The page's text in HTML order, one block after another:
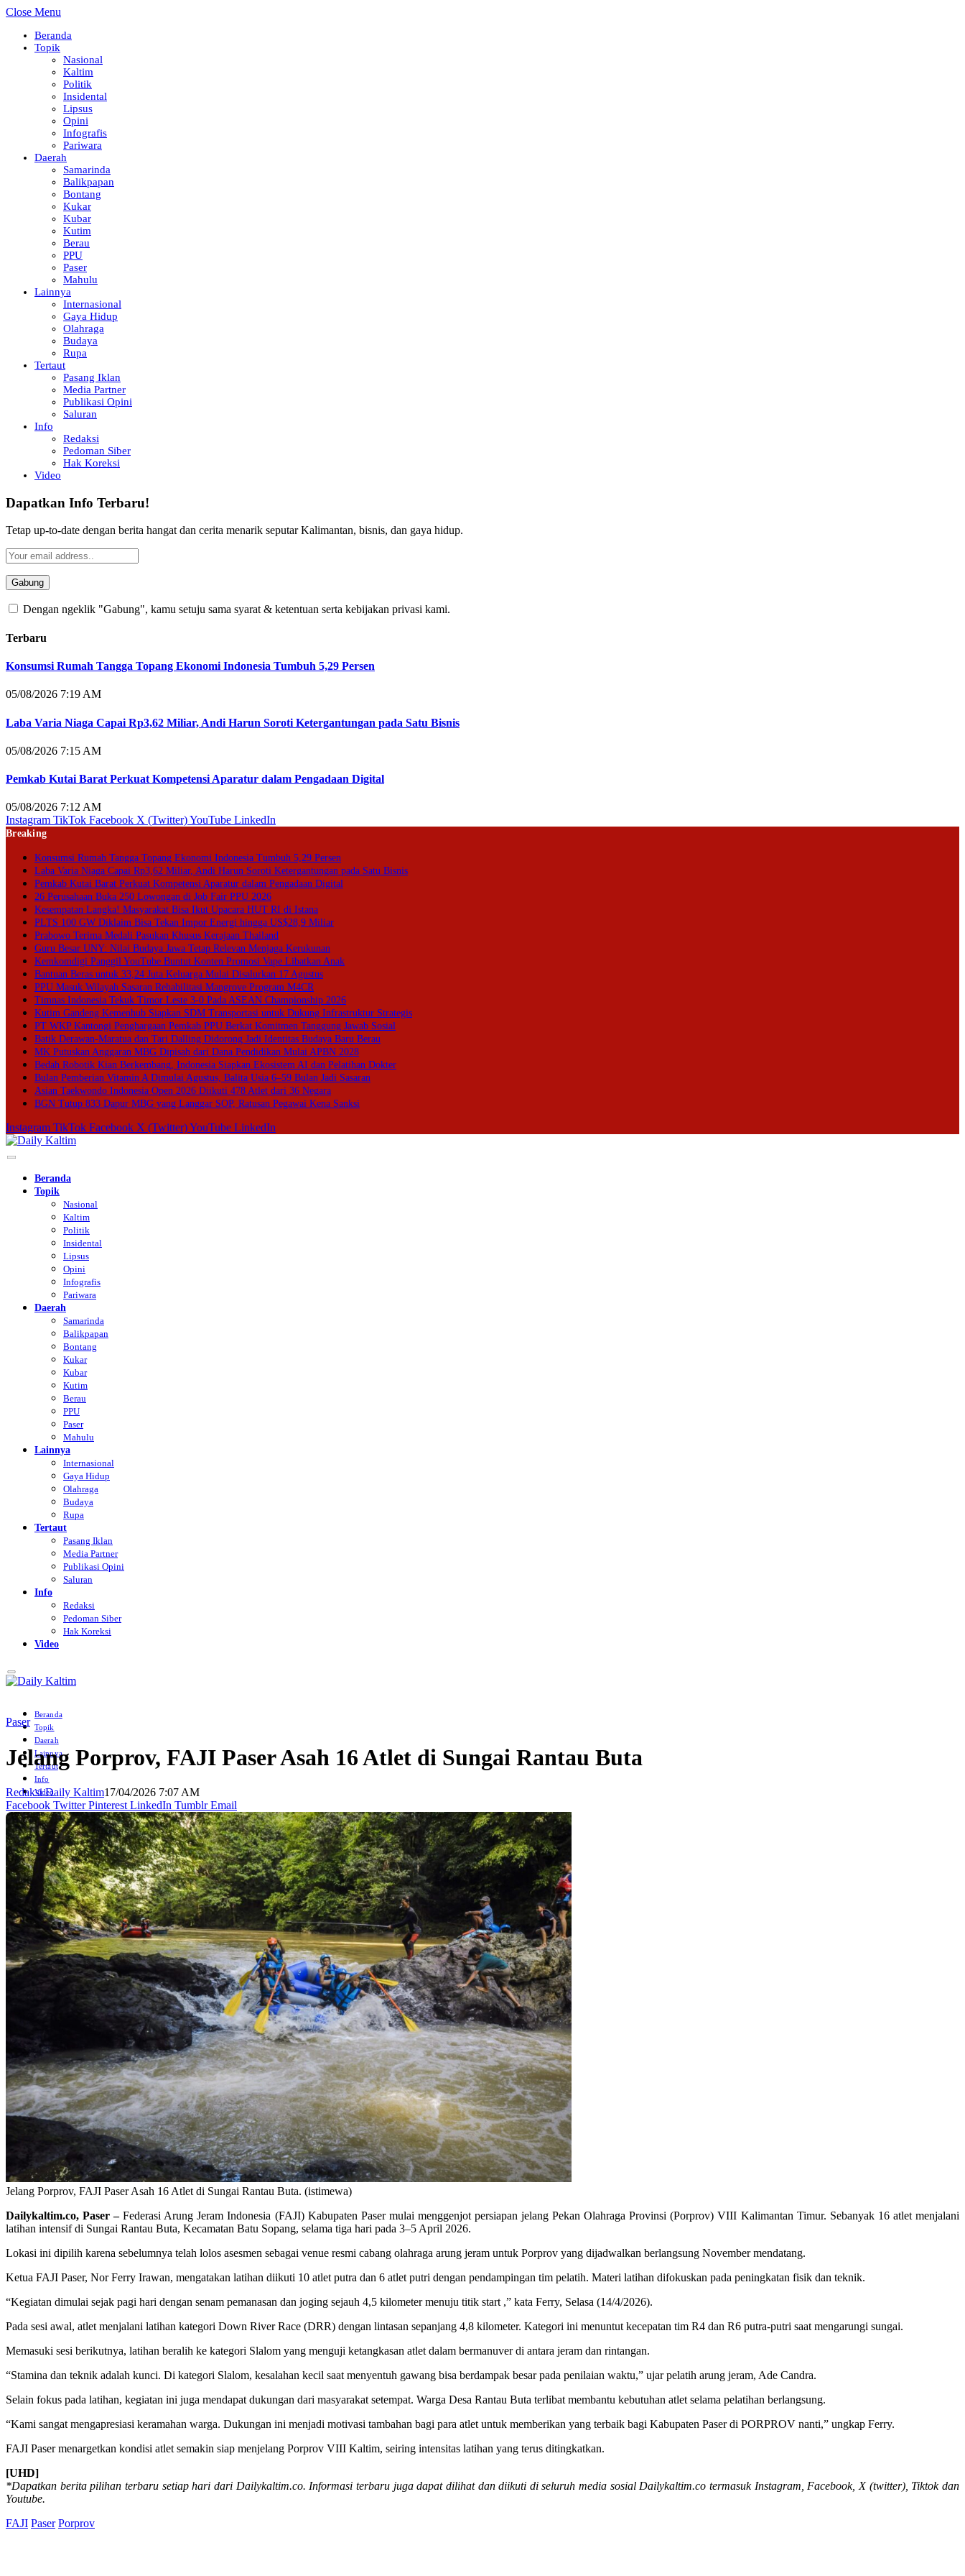
Close Menu
Beranda
Topik
Nasional
Kaltim
Politik
Insidental
Lipsus
Opini
Infografis
Pariwara
Daerah
Samarinda
Balikpapan
Bontang
Kukar
Kubar
Kutim
Berau
PPU
Paser
Mahulu
Lainnya
Internasional
Gaya Hidup
Olahraga
Budaya
Rupa
Tertaut
Pasang Iklan
Media Partner
Publikasi Opini
Saluran
Info
Redaksi
Pedoman Siber
Hak Koreksi
Video
Dapatkan Info Terbaru!
Tetap up-to-date dengan berita hangat dan cerita menarik seputar Kalimantan, bisnis, dan gaya hidup.
Dengan ngeklik "Gabung", kamu setuju sama syarat & ketentuan serta kebijakan privasi kami.
Terbaru
Konsumsi Rumah Tangga Topang Ekonomi Indonesia Tumbuh 5,29 Persen
05/08/2026 7:19 AM
Laba Varia Niaga Capai Rp3,62 Miliar, Andi Harun Soroti Ketergantungan pada Satu Bisnis
05/08/2026 7:15 AM
Pemkab Kutai Barat Perkuat Kompetensi Aparatur dalam Pengadaan Digital
05/08/2026 7:12 AM
Instagram TikTok Facebook X (Twitter)YouTube LinkedIn
Breaking
Konsumsi Rumah Tangga Topang Ekonomi Indonesia Tumbuh 5,29 Persen
Laba Varia Niaga Capai Rp3,62 Miliar, Andi Harun Soroti Ketergantungan pada Satu Bisnis
Pemkab Kutai Barat Perkuat Kompetensi Aparatur dalam Pengadaan Digital
26 Perusahaan Buka 250 Lowongan di Job Fair PPU 2026
Kesempatan Langka! Masyarakat Bisa Ikut Upacara HUT RI di Istana
PLTS 100 GW Diklaim Bisa Tekan Impor Energi hingga US$28,9 Miliar
Prabowo Terima Medali Pasukan Khusus Kerajaan Thailand
Guru Besar UNY: Nilai Budaya Jawa Tetap Relevan Menjaga Kerukunan
Kemkomdigi Panggil YouTube Buntut Konten Promosi Vape Libatkan Anak
Bantuan Beras untuk 33,24 Juta Keluarga Mulai Disalurkan 17 Agustus
PPU Masuk Wilayah Sasaran Rehabilitasi Mangrove Program M4CR
Timnas Indonesia Tekuk Timor Leste 3-0 Pada ASEAN Championship 2026
Kutim Gandeng Kemenhub Siapkan SDM Transportasi untuk Dukung Infrastruktur Strategis
PT WKP Kantongi Penghargaan Pemkab PPU Berkat Komitmen Tanggung Jawab Sosial
Batik Derawan-Maratua dan Tari Dalling Didorong Jadi Identitas Budaya Baru Berau
MK Putuskan Anggaran MBG Dipisah dari Dana Pendidikan Mulai APBN 2028
Bedah Robotik Kian Berkembang, Indonesia Siapkan Ekosistem AI dan Pelatihan Dokter
Bulan Pemberian Vitamin A Dimulai Agustus, Balita Usia 6–59 Bulan Jadi Sasaran
Asian Taekwondo Indonesia Open 2026 Diikuti 478 Atlet dari 36 Negara
BGN Tutup 833 Dapur MBG yang Langgar SOP, Ratusan Pegawai Kena Sanksi
Instagram TikTok Facebook X (Twitter)YouTube LinkedIn
Beranda
Topik
Nasional
Kaltim
Politik
Insidental
Lipsus
Opini
Infografis
Pariwara
Daerah
Samarinda
Balikpapan
Bontang
Kukar
Kubar
Kutim
Berau
PPU
Paser
Mahulu
Lainnya
Internasional
Gaya Hidup
Olahraga
Budaya
Rupa
Tertaut
Pasang Iklan
Media Partner
Publikasi Opini
Saluran
Info
Redaksi
Pedoman Siber
Hak Koreksi
Video
Beranda
Topik
Daerah
Lainnya
Tertaut
Info
Video
Paser
Jelang Porprov, FAJI Paser Asah 16 Atlet di Sungai Rantau Buta
Redaksi Daily Kaltim17/04/2026 7:07 AM
Facebook Twitter Pinterest LinkedIn Tumblr Email
Jelang Porprov, FAJI Paser Asah 16 Atlet di Sungai Rantau Buta. (istimewa)
Dailykaltim.co, Paser –Federasi Arung Jeram Indonesia (FAJI) Kabupaten Paser mulai menggenjot persiapan jelang Pekan Olahraga Provinsi (Porprov) VIII Kalimantan Timur. Sebanyak 16 atlet menjalani
latihan intensif di Sungai Rantau Buta, Kecamatan Batu Sopang, selama tiga hari pada 3–5 April 2026.
Lokasi ini dipilih karena sebelumnya telah lolos asesmen sebagai venue resmi cabang olahraga arung jeram untuk Porprov yang dijadwalkan berlangsung November mendatang.
Ketua FAJI Paser, Nor Ferry Irawan, mengatakan latihan diikuti 10 atlet putra dan 6 atlet putri dengan pendampingan tim pelatih. Materi latihan difokuskan pada peningkatan fisik dan teknik.
“Kegiatan dimulai sejak pagi hari dengan senam pemanasan dan joging sejauh 4,5 kilometer menuju titik start ,” kata Ferry, Selasa (14/4/2026).
Pada sesi awal, atlet menjalani latihan kategori Down River Race (DRR) dengan lintasan sepanjang 4,8 kilometer. Kategori ini menuntut kecepatan tim R4 dan R6 putra-putri saat mengarungi sungai.
Memasuki sesi berikutnya, latihan beralih ke kategori Slalom yang menguji ketangkasan atlet dalam bermanuver di antara jeram dan rintangan.
“Stamina dan teknik adalah kunci. Di kategori Slalom, kesalahan kecil saat menyentuh gawang bisa berdampak besar pada penilaian waktu,” ujar pelatih arung jeram, Ade Candra.
Selain fokus pada latihan, kegiatan ini juga mendapat dukungan dari masyarakat setempat. Warga Desa Rantau Buta terlibat membantu kebutuhan atlet selama pelatihan berlangsung.
“Kami sangat mengapresiasi keramahan warga. Dukungan ini menjadi motivasi tambahan bagi para atlet untuk memberikan yang terbaik bagi Kabupaten Paser di PORPROV nanti,” ungkap Ferry.
FAJI Paser menargetkan kondisi atlet semakin siap menjelang Porprov VIII Kaltim, seiring intensitas latihan yang terus ditingkatkan.
[UHD]
*Dapatkan berita pilihan terbaru setiap hari dari Dailykaltim.co. Informasi terbaru juga dapat dilihat dan diikuti di seluruh media sosial Dailykaltim.co termasuk Instagram, Facebook, X (twitter), Tiktok dan
Youtube.
FAJI Paser Porprov